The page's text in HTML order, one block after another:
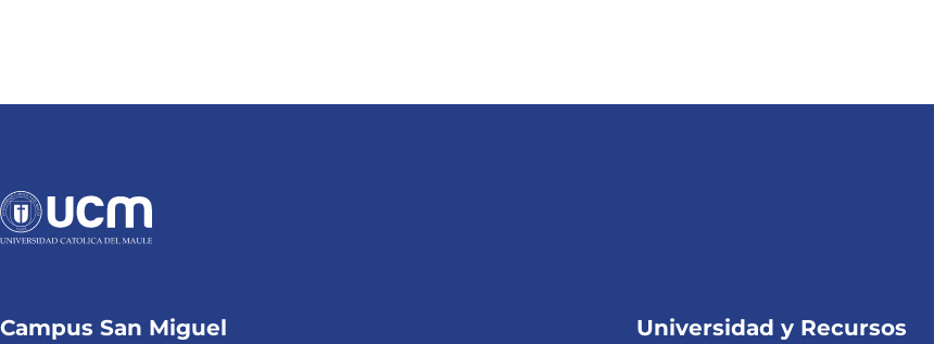
Campus San Miguel
Universidad y Recursos